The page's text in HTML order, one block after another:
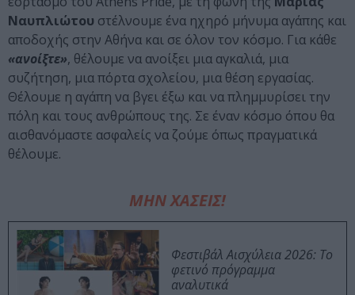
Ναυπλιώτου στέλνουμε ένα ηχηρό μήνυμα αγάπης και
αποδοχής στην Αθήνα και σε όλον τον κόσμο. Για κάθε
«ανοίξτε», θέλουμε να ανοίξει μια αγκαλιά, μια
συζήτηση, μια πόρτα σχολείου, μια θέση εργασίας.
Θέλουμε η αγάπη να βγει έξω και να πλημμυρίσει την
πόλη και τους ανθρώπους της. Σε έναν κόσμο όπου θα
αισθανόμαστε ασφαλείς να ζούμε όπως πραγματικά
θέλουμε.
ΜΗΝ ΧΑΣΕΙΣ!
Φεστιβάλ Αισχύλεια 2026: Το
φετινό πρόγραμμα
αναλυτικά